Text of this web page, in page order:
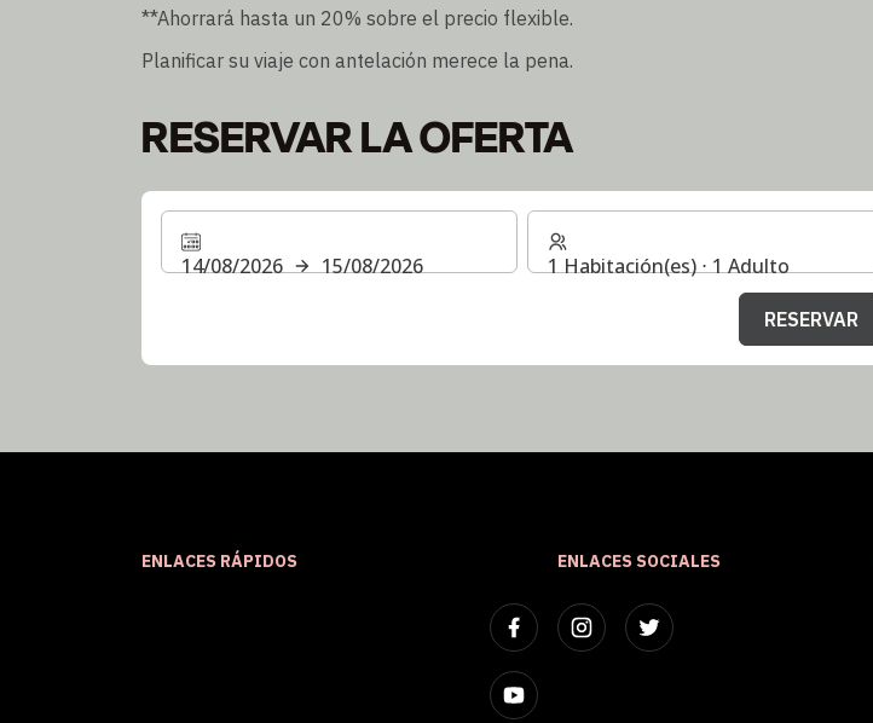
**Ahorrará hasta un 20% sobre el precio flexible.
Planificar su viaje con antelación merece la pena.
RESERVAR LA OFERTA
14/08/2026 15/08/2026 1 Habitación(es) ⋅ 1 Adulto
RESERVAR
ENLACES RÁPIDOS ENLACES SOCIALES